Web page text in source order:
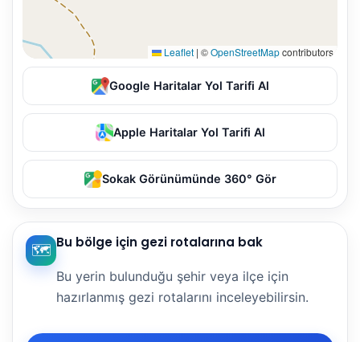
Leaflet | ©OpenStreetMapcontributors
Google Haritalar Yol Tarifi Al
Apple Haritalar Yol Tarifi Al
Sokak Görünümünde 360° Gör
🗺️ Bu bölge için gezi rotalarına bak
Bu yerin bulunduğu şehir veya ilçe için
hazırlanmış gezi rotalarını inceleyebilirsin.